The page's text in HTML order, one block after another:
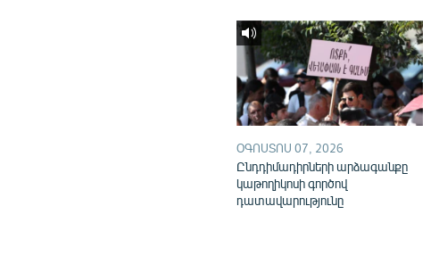
ՕԳՈՍՏՈՍ 07, 2026
Ընդդիմադիրների արձագանքը
կաթողիկոսի գործով
դատավարությունը